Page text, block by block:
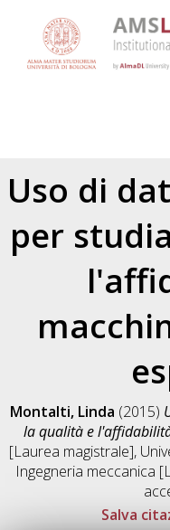
Uso di
per
Montalti, Linda (2015)
la qualità e
[Laurea magistrale],
Ingegneria meccanica
Salva